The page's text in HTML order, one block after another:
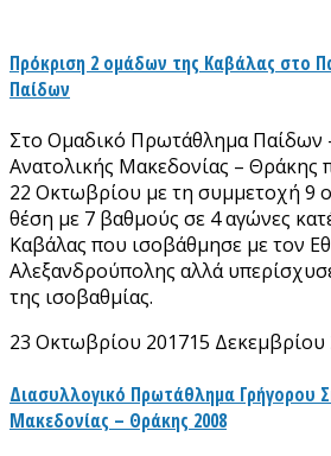
Πρόκριση 2 ομάδων της Καβάλας στο
Παίδων
Στο Ομαδικό Πρωτάθλημα Παίδων
Ανατολικής Μακεδονίας – Θράκης
22 Οκτωβρίου με τη συμμετοχή 9
θέση με 7 βαθμούς σε 4 αγώνες
Καβάλας που ισοβάθμησε με τον
Αλεξανδρούπολης αλλά
της ισοβαθμίας.
23 Οκτωβρίου 201715 Δεκεμβρίου
Διασυλλογικό Πρωτάθλημα Γρήγορου
Μακεδονίας – Θράκης 2008